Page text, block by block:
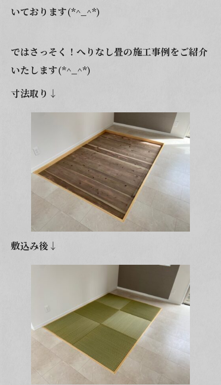
いております(*^_^*)
ではさっそく！へりなし畳の施工事例をご紹介
いたします(*^_^*)
寸法取り↓
敷込み後↓